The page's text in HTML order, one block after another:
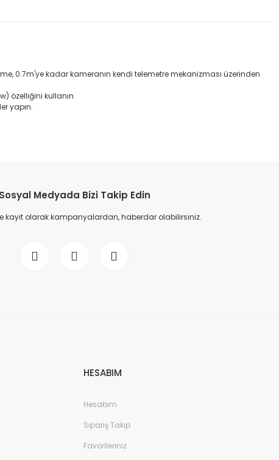
0.7m'ye kadar kameranın kendi telemetre mekanizması üzerinden
özelliğini kullanın.
yapın.
Sosyal Medyada Bizi Takip Edin
kayıt olarak kampanyalardan, haberdar olabilirsiniz.
HESABIM
Hesabım
Sipariş Takip
Favorileriniz